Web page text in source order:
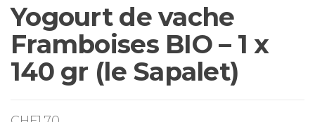
Yogourt de vache
Framboises BIO – 1 x
140 gr (le Sapalet)